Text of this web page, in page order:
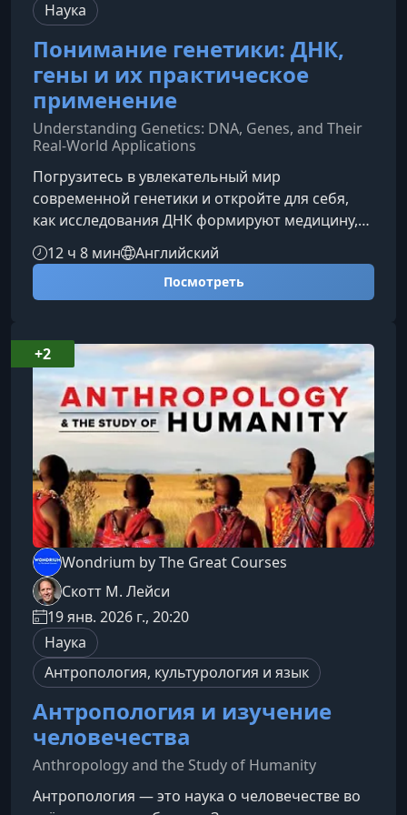
Наука
Понимание генетики: ДНК,
гены и их практическое
применение
Understanding Genetics: DNA, Genes, and Their
Real-World Applications
Погрузитесь в увлекательный мир
современной генетики и откройте для себя,
как исследования ДНК формируют медицину,
криминалистику, общество и понимание
человеческой природы. Этот курс поможет
вам увидеть генетику не как абстрактную
чём этот курсКурс состоит из 24 динамичных
лекций, созданных профессором Дэвидом
Садавой — учёным, преподавателем и
автором, известны
12 ч 8 мин Английский
Посмотреть
Wondrium by The Great Courses
Скотт М. Лейси
19 янв. 2026 г., 20:20
Наука
Антропология, культурология и язык
Антропология и изучение
человечества
Anthropology and the Study of Humanity
Антропология — это наука о человечестве во
+2